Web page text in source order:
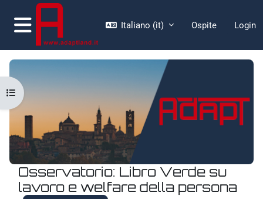
Vai al contenuto principale
Pannello laterale
Italiano ‎(it)‎ Ospite Login
Osservatorio: Libro Verde su
lavoro e welfare della persona
Apri indice del corso